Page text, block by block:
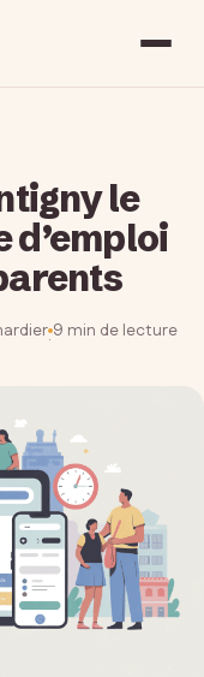
le
d’emploi
·9 min de lecture